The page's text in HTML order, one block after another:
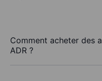
Comment acheter des
ADR ?